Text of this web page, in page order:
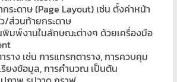
ระดาษ (Page Layout) เช่น ตั้งค่าหน้า
/ส่วนท้ายกระดาษ
มพ์งานในลักษณะต่างๆ ด้วยเครื่องมือ
ราง เช่น การแทรกตาราง, การควบคุม
รียงข้อมูล, การคำนวณ เป็นต้น